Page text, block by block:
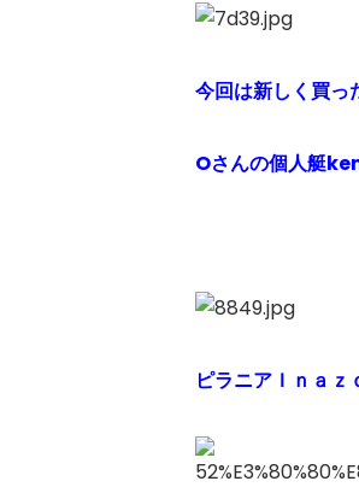
今回は新しく買っ
Oさんの個人艇
ピラニアＩｎａｚ